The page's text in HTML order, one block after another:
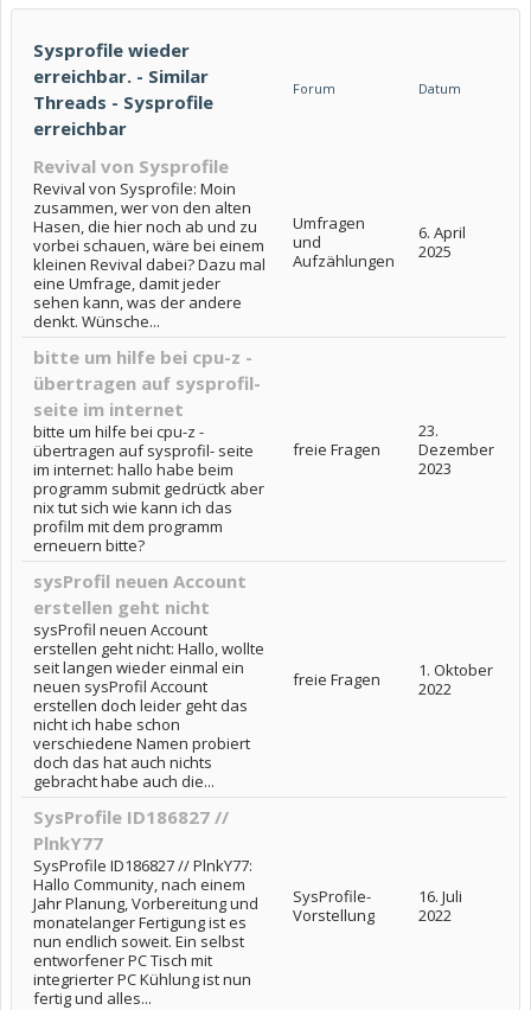
Sysprofile wieder
erreichbar. - Similar
Threads - Sysprofile
erreichbar
Forum Datum
Revival von Sysprofile
Revival von Sysprofile: Moin
zusammen, wer von den alten
Hasen, die hier noch ab und zu
vorbei schauen, wäre bei einem
kleinen Revival dabei? Dazu mal
eine Umfrage, damit jeder
sehen kann, was der andere
denkt. Wünsche...
Umfragen
und
Aufzählungen
6. April
2025
bitte um hilfe bei cpu-z -
übertragen auf sysprofil-
seite im internet
bitte um hilfe bei cpu-z -
übertragen auf sysprofil- seite
im internet: hallo habe beim
programm submit gedrüctk aber
nix tut sich wie kann ich das
profilm mit dem programm
erneuern bitte?
freie Fragen
23.
Dezember
2023
sysProfil neuen Account
erstellen geht nicht
sysProfil neuen Account
erstellen geht nicht: Hallo, wollte
seit langen wieder einmal ein
neuen sysProfil Account
erstellen doch leider geht das
nicht ich habe schon
verschiedene Namen probiert
doch das hat auch nichts
gebracht habe auch die...
freie Fragen
1. Oktober
2022
SysProfile ID186827 //
PlnkY77
SysProfile ID186827 // PlnkY77:
Hallo Community, nach einem
Jahr Planung, Vorbereitung und
monatelanger Fertigung ist es
nun endlich soweit. Ein selbst
entworfener PC Tisch mit
integrierter PC Kühlung ist nun
fertig und alles...
SysProfile-
Vorstellung
16. Juli
2022